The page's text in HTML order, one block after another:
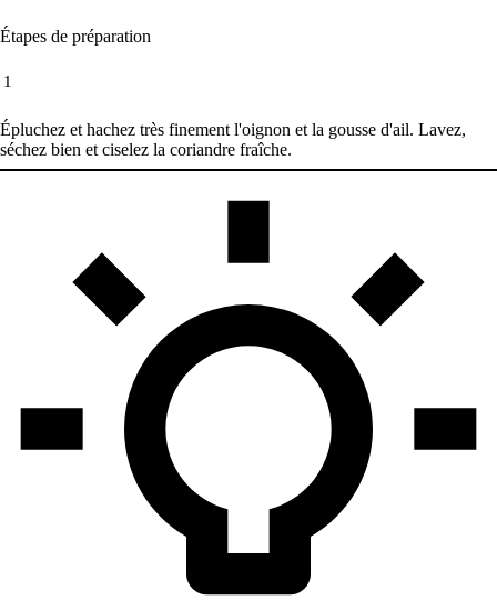
Étapes de préparation
1
Épluchez et hachez très finement l'oignon et la gousse d'ail. Lavez,
séchez bien et ciselez la coriandre fraîche.